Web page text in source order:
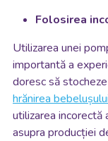
Folosirea
Utilizarea unei
importantă a
doresc să
hrănirea bebelușului
utilizarea incorectă
asupra producției